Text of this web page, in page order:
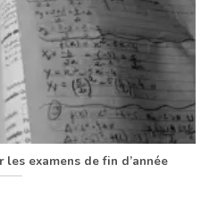
les examens de fin d’année